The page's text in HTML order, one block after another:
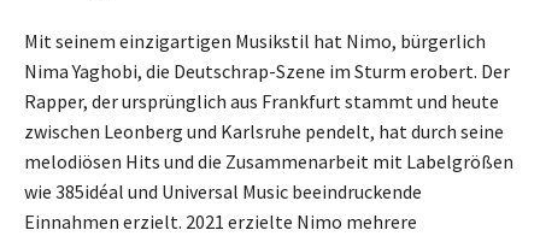
Mit seinem einzigartigen Musikstil hat Nimo, bürgerlich
Nima Yaghobi, die Deutschrap-Szene im Sturm erobert. Der
Rapper, der ursprünglich aus Frankfurt stammt und heute
zwischen Leonberg und Karlsruhe pendelt, hat durch seine
melodiösen Hits und die Zusammenarbeit mit Labelgrößen
wie 385idéal und Universal Music beeindruckende
Einnahmen erzielt. 2021 erzielte Nimo mehrere